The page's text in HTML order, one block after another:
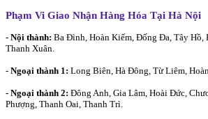
Phạm Vi Giao Nhận Hàng Hóa Tại Hà Nội
- Nội thành: Ba Đình, Hoàn Kiếm, Đống Đa, Tây Hồ,
Thanh Xuân.
- Ngoại thành 1: Long Biên, Hà Đông, Từ Liêm,
- Ngoại thành 2: Đông Anh, Gia Lâm, Hoài Đức,
Phượng, Thanh Oai, Thanh Trì.